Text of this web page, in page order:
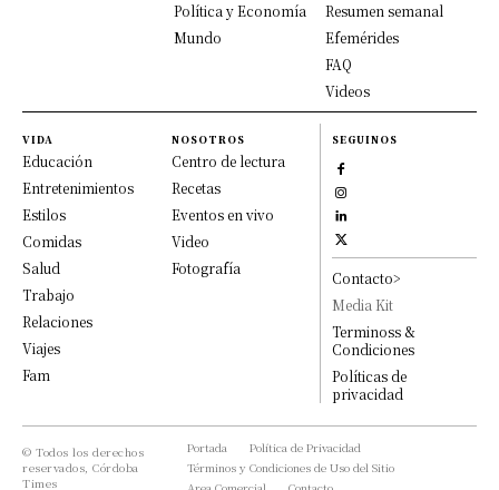
Política y Economía
Mundo
Resumen semanal
Efemérides
FAQ
Videos
VIDA
Educación
Entretenimientos
Estilos
Comidas
Salud
Trabajo
Relaciones
Viajes
Fam
NOSOTROS
Centro de lectura
Recetas
Eventos en vivo
Video
Fotografía
SEGUINOS
Contacto>
Media Kit
Terminoss &
Condiciones
Políticas de
privacidad
© Todos los derechos
reservados, Córdoba
Times
Portada
Política de Privacidad
Términos y Condiciones de Uso del Sitio